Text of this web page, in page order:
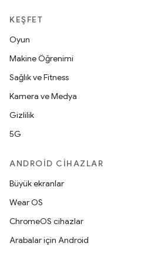
KEŞFET
Oyun
Makine Öğrenimi
Sağlık ve Fitness
Kamera ve Medya
Gizlilik
5G
ANDROID CIHAZLAR
Büyük ekranlar
Wear OS
ChromeOS cihazlar
Arabalar için Android